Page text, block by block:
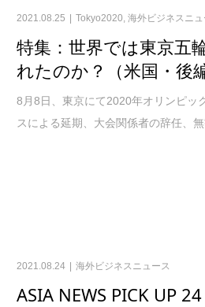
2021.08.25 Tokyo2020,海外ビジネスニュ
特集：世界では東京五
れたのか？（米国・後編
8月8日、東京にて2020年オリンピッ
スによる延期、大会関係者の辞任、
2021.08.24 海外ビジネスニュース
ASIA NEWS PICK UP 24